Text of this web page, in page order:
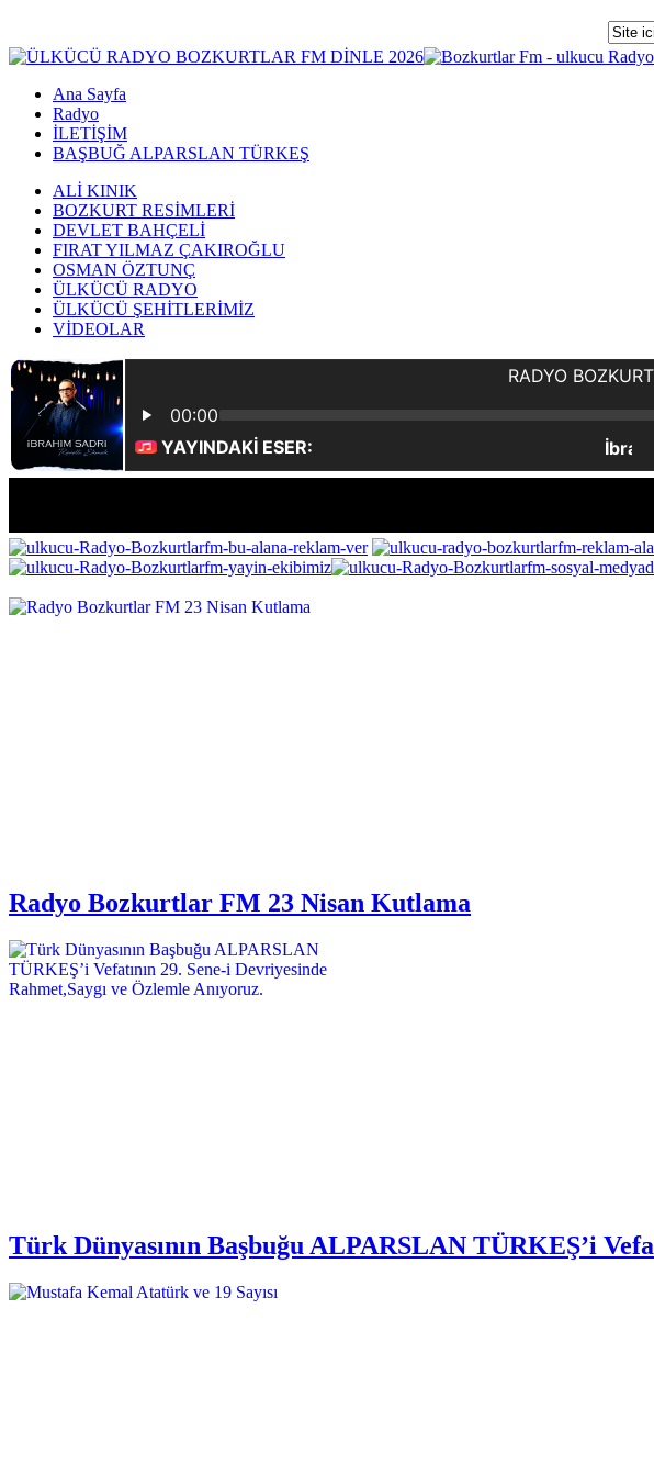
Ana Sayfa
Radyo
İLETİŞİM
BAŞBUĞ ALPARSLAN TÜRKEŞ
ALİ KINIK
BOZKURT RESİMLERİ
DEVLET BAHÇELİ
FIRAT YILMAZ ÇAKIROĞLU
OSMAN ÖZTUNÇ
ÜLKÜCÜ RADYO
ÜLKÜCÜ ŞEHİTLERİMİZ
VİDEOLAR
Radyo Bozkurtlar FM 23 Nisan Kutlama
Türk Dünyasının Başbuğu ALPARSLAN TÜRKEŞ’i